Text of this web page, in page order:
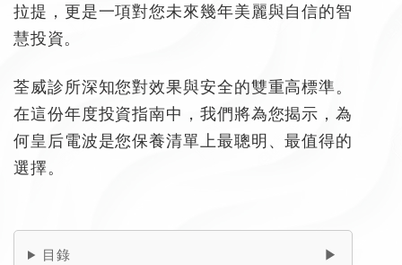
拉提，更是一項對您未來幾年美麗與自信的智
慧投資。
荃威診所深知您對效果與安全的雙重高標準。
在這份年度投資指南中，我們將為您揭示，為
何皇后電波是您保養清單上最聰明、最值得的
選擇。
目錄